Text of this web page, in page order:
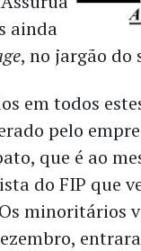
ainda
, no jargão do
em todos
pelo
que é ao
do FIP que
minoritários